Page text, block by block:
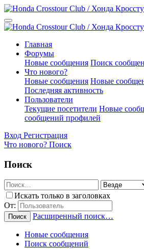
Главная
Форумы
Новые сообщения Поиск
Что нового?
Новые сообщения Новые
Последняя активность
Пользователи
Текущие посетители Новые
сообщений профилей
Вход Регистрация
Что нового? Поиск
Поиск
Искать только в заголовках
От:
Поиск Расширенный поиск…
Новые сообщения
Поиск сообщений